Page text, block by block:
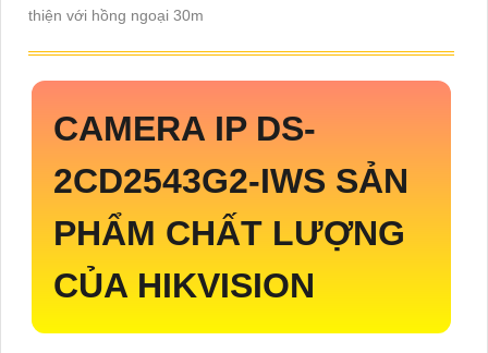
thiện với hồng ngoại 30m
CAMERA IP DS-
2CD2543G2-IWS SẢN
PHẨM CHẤT LƯỢNG
CỦA HIKVISION